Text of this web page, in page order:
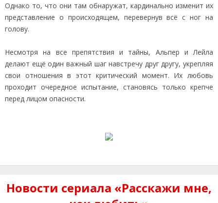
Однако то, что они там обнаружат, кардинально изменит их
представление о происходящем, перевернув всё с ног на
голову.
Несмотря на все препятствия и тайны, Альпер и Лейла
делают ещё один важный шаг навстречу друг другу, укрепляя
свои отношения в этот критический момент. Их любовь
проходит очередное испытание, становясь только крепче
перед лицом опасности.
Новости сериала «Расскажи мне,